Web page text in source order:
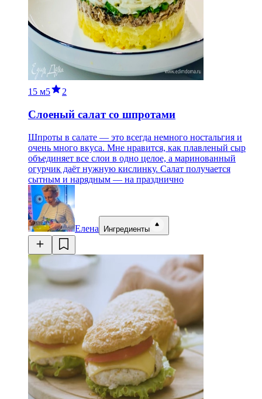
15 м5 2
Слоеный салат со шпротами
Шпроты в салате — это всегда немного ностальгия и
очень много вкуса. Мне нравится, как плавленый сыр
объединяет все слои в одно целое, а маринованный
огурчик даёт нужную кислинку. Салат получается
сытным и нарядным — на празднично
Елена Ингредиенты